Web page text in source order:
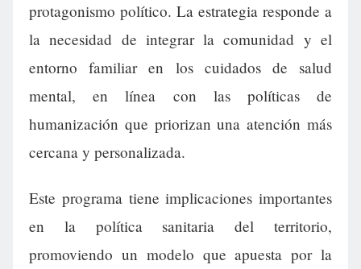
protagonismo político. La estrategia responde a
la necesidad de integrar la comunidad y el
entorno familiar en los cuidados de salud
mental, en línea con las políticas de
humanización que priorizan una atención más
cercana y personalizada.
Este programa tiene implicaciones importantes
en la política sanitaria del territorio,
promoviendo un modelo que apuesta por la